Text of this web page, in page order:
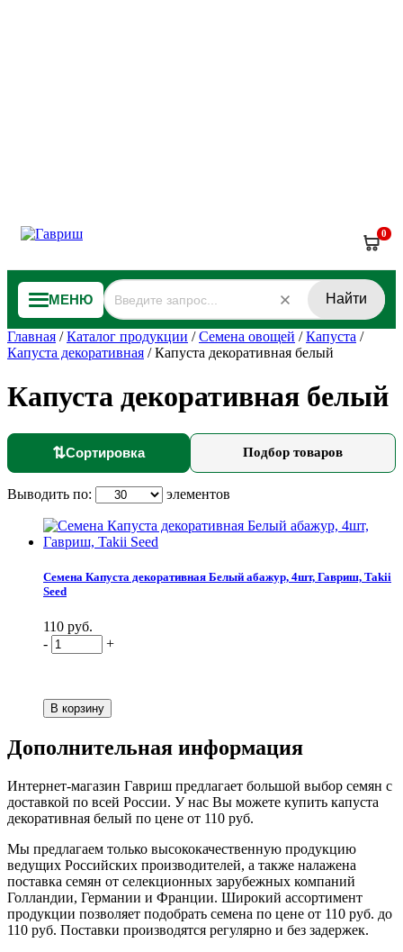
0
МЕНЮ Найти
Главная /Каталог продукции /Семена овощей /Капуста /
Капуста декоративная /Капуста декоративная белый
Капуста декоративная белый
⇅Сортировка Подбор товаров
Выводить по: элементов
Семена Капуста декоративная Белый абажур, 4шт, Гавриш, Takii
Seed
110 руб.
-
+
Дополнительная информация
Интернет-магазин Гавриш предлагает большой выбор семян с
доставкой по всей России. У нас Вы можете купить капуста
декоративная белый по цене от 110 руб.
Мы предлагаем только высококачественную продукцию
ведущих Российских производителей, а также налажена
поставка семян от селекционных зарубежных компаний
Голландии, Германии и Франции. Широкий ассортимент
продукции позволяет подобрать семена по цене от 110 руб. до
110 руб. Поставки производятся регулярно и без задержек.